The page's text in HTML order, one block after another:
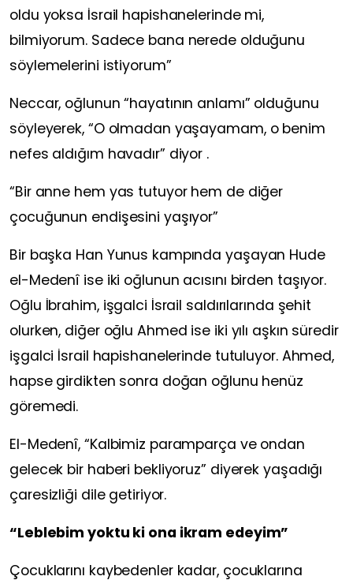
oldu yoksa İsrail hapishanelerinde mi,
bilmiyorum. Sadece bana nerede olduğunu
söylemelerini istiyorum”
Neccar, oğlunun “hayatının anlamı” olduğunu
söyleyerek, “O olmadan yaşayamam, o benim
nefes aldığım havadır” diyor .
“Bir anne hem yas tutuyor hem de diğer
çocuğunun endişesini yaşıyor”
Bir başka Han Yunus kampında yaşayan Hude
el-Medenî ise iki oğlunun acısını birden taşıyor.
Oğlu İbrahim, işgalci İsrail saldırılarında şehit
olurken, diğer oğlu Ahmed ise iki yılı aşkın süredir
işgalci İsrail hapishanelerinde tutuluyor. Ahmed,
hapse girdikten sonra doğan oğlunu henüz
göremedi.
El-Medenî, “Kalbimiz paramparça ve ondan
gelecek bir haberi bekliyoruz” diyerek yaşadığı
çaresizliği dile getiriyor.
“Leblebim yoktu ki ona ikram edeyim”
Çocuklarını kaybedenler kadar, çocuklarına